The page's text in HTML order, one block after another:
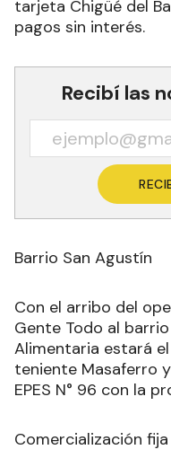
tarjeta Chigüé del
pagos sin interés.
Recibí las
Barrio San Agustín
Con el arribo del
Gente Todo al
Alimentaria estará
teniente Masaferro
EPES N° 96 con la
Comercialización fija